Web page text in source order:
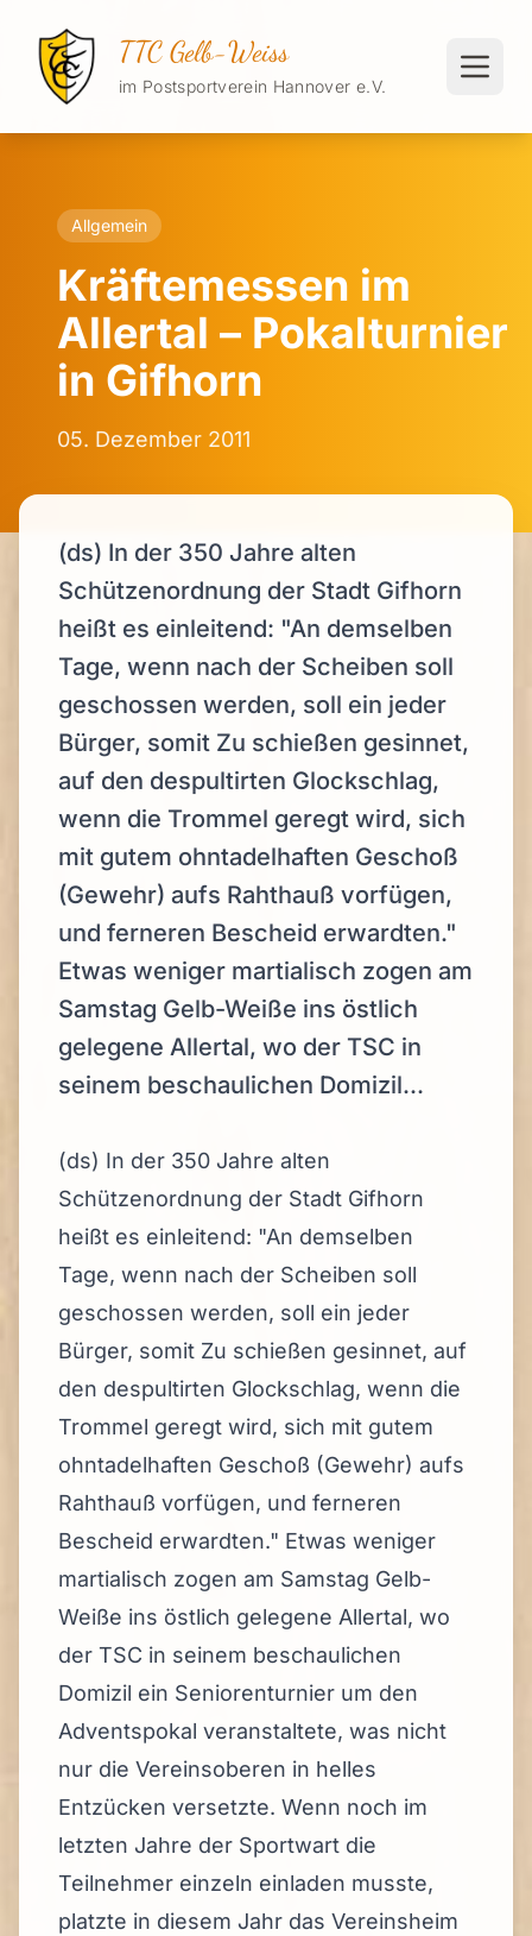
TTC Gelb-Weiss
im Postsportverein Hannover e.V.
Allgemein
Kräftemessen im
Allertal – Pokalturnier
in Gifhorn
05. Dezember 2011
(ds) In der 350 Jahre alten
Schützenordnung der Stadt Gifhorn
heißt es einleitend: "An demselben
Tage, wenn nach der Scheiben soll
geschossen werden, soll ein jeder
Bürger, somit Zu schießen gesinnet,
auf den despultirten Glockschlag,
wenn die Trommel geregt wird, sich
mit gutem ohntadelhaften Geschoß
(Gewehr) aufs Rahthauß vorfügen,
und ferneren Bescheid erwardten."
Etwas weniger martialisch zogen am
Samstag Gelb-Weiße ins östlich
gelegene Allertal, wo der TSC in
seinem beschaulichen Domizil...
(ds) In der 350 Jahre alten
Schützenordnung der Stadt Gifhorn
heißt es einleitend: "An demselben
Tage, wenn nach der Scheiben soll
geschossen werden, soll ein jeder
Bürger, somit Zu schießen gesinnet, auf
den despultirten Glockschlag, wenn die
Trommel geregt wird, sich mit gutem
ohntadelhaften Geschoß (Gewehr) aufs
Rahthauß vorfügen, und ferneren
Bescheid erwardten." Etwas weniger
martialisch zogen am Samstag Gelb-
Weiße ins östlich gelegene Allertal, wo
der TSC in seinem beschaulichen
Domizil ein Seniorenturnier um den
Adventspokal veranstaltete, was nicht
nur die Vereinsoberen in helles
Entzücken versetzte. Wenn noch im
letzten Jahre der Sportwart die
Teilnehmer einzeln einladen musste,
platzte in diesem Jahr das Vereinsheim